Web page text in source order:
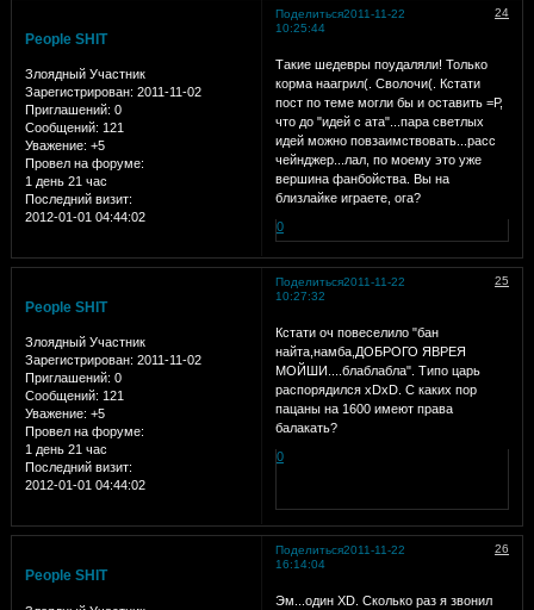
Поделиться 24
2011-11-22
10:25:44
People SHIT
Злоядный Участник
Зарегистрирован: 2011-11-02
Приглашений: 0
Сообщений: 121
Уважение: +5
Провел на форуме:
1 день 21 час
Последний визит:
2012-01-01 04:44:02
Такие шедевры поудаляли! Только
корма наагрил(. Сволочи(. Кстати
пост по теме могли бы и оставить =Р,
что до "идей с ата"...пара светлых
идей можно повзаимствовать...расс
чейнджер...лал, по моему это уже
вершина фанбойства. Вы на
близлайке играете, ога?
0
Поделиться 25
2011-11-22
10:27:32
People SHIT
Злоядный Участник
Зарегистрирован: 2011-11-02
Приглашений: 0
Сообщений: 121
Уважение: +5
Провел на форуме:
1 день 21 час
Последний визит:
2012-01-01 04:44:02
Кстати оч повеселило "бан
найта,намба,ДОБРОГО ЯВРЕЯ
МОЙШИ....блаблабла". Типо царь
распорядился xDxD. С каких пор
пацаны на 1600 имеют права
балакать?
0
Поделиться 26
2011-11-22
16:14:04
People SHIT
Эм...один XD. Сколько раз я звонил